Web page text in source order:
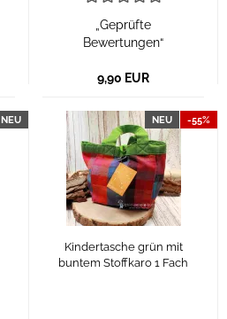
„Geprüfte
Bewertungen“
9,90 EUR
NEU NEU -55%
Kindertasche grün mit
buntem Stoffkaro 1 Fach